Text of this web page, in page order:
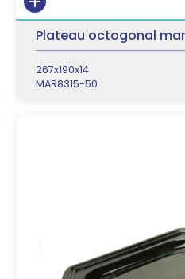
Plateau octogonal
267x190x14
MAR8315-50